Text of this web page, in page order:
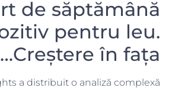
de săptămână
pentru leu.
Creștere în fața…
a distribuit o analiză complexă